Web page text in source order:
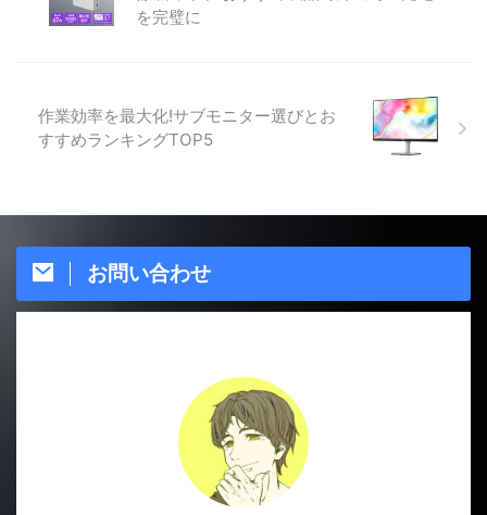
を完璧に
作業効率を最大化!サブモニター選びとお
すすめランキングTOP5
お問い合わせ